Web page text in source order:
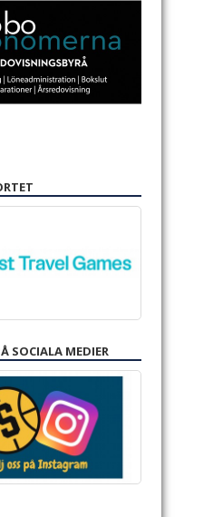
SOCIALA MEDIER